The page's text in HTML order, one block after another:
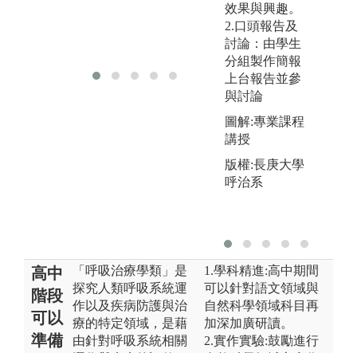
效果與興趣。
2.口頭報告及
討論：由學生
分組製作簡報
上台報告並參
與討論
圖解:專業課程
講授
版權:長庚大學
呼治系
高中
階段
可以
準備
「呼吸治療學類」是
探究人類呼吸系統運
作以及疾病防護與治
療的特定領域，是藉
由針對呼吸系統相關
1.學科精進:高中期間
可以針對語文領域與
自然科學領域科目再
加深加廣研讀。
2.實作實驗:鼓勵進行